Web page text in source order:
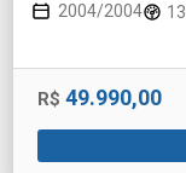
2004/2004
R$ 49.990,00